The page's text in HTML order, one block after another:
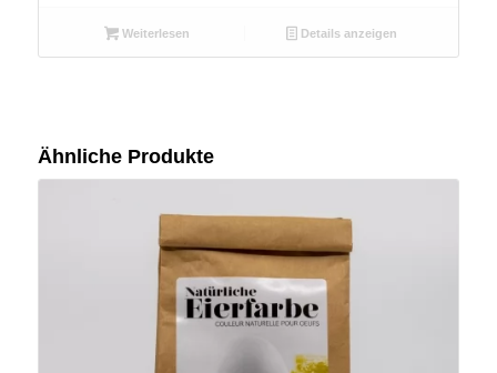
Weiterlesen Details anzeigen
Ähnliche Produkte